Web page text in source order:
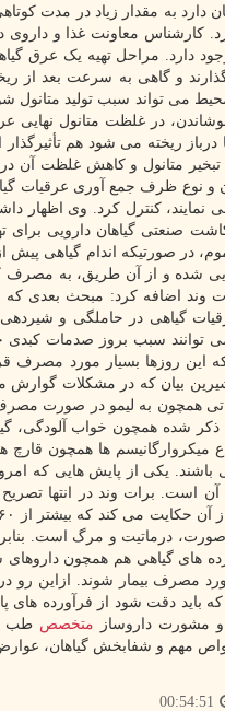
دارد به مقدار زیاد در مدت
کارشناس معاونت غذا و
دارد. مراحل تهیه یک عرق
و گاهی به سرعت بعد از
می تواند سبب تولید
در غلظت متانول نهایی
ریخته می شود هم
تبخیر متانول و کاهش غلظت آن
و نوع ظرف جمع آوری عرقیات
می نمایند، کنترل کرد. وی
صنعتی گیاهان دارویی برای
در صورتیکه اندام گیاهی
شده و از آن طریق، به مصرف
وند اضافه کرد: مبحث بعدی
گیاهی در حاملگی و شیردهی
توانند سبب بروز صدمات کبدی
این روزها بسیار مورد مصرف
شیرین بیان که در مشکلات
همچون به لیمو در صورت مصرف
ذکر شده همچون خواب آلودگی،
میکروارگانیسم ها همچون
باشند. یکی از پایش هایی که
آن است. برات وند در انتها
درماتیت و مرگ است.
های گیاهی هم همچون داروهای
مصرف بیمار شوند. ازاین رو در
باید دقت شود از فرآورده های
مشورت داروساز متخصص طب
مهم و شفابخش گیاهان،
00:54:51